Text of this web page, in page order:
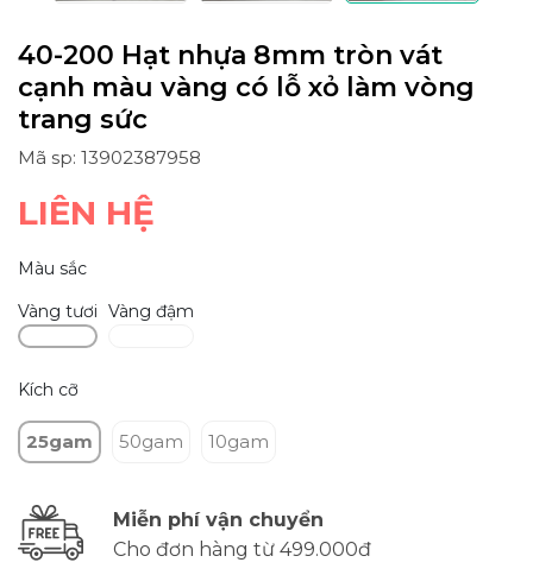
40-200 Hạt nhựa 8mm tròn vát
cạnh màu vàng có lỗ xỏ làm vòng
trang sức
Mã sp: 13902387958
LIÊN HỆ
Màu sắc
Vàng tươi Vàng đậm
Kích cỡ
25gam 50gam 10gam
Miễn phí vận chuyển
Cho đơn hàng từ 499.000đ